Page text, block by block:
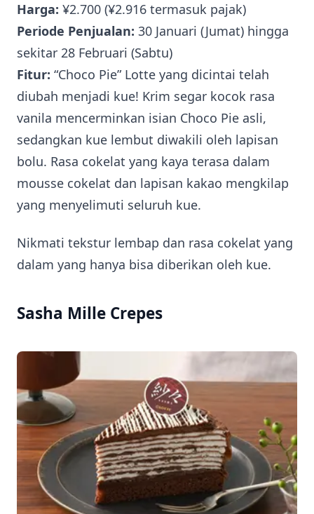
Harga: ¥2.700 (¥2.916 termasuk pajak)
Periode Penjualan: 30 Januari (Jumat) hingga
sekitar 28 Februari (Sabtu)
Fitur: “Choco Pie” Lotte yang dicintai telah
diubah menjadi kue! Krim segar kocok rasa
vanila mencerminkan isian Choco Pie asli,
sedangkan kue lembut diwakili oleh lapisan
bolu. Rasa cokelat yang kaya terasa dalam
mousse cokelat dan lapisan kakao mengkilap
yang menyelimuti seluruh kue.
Nikmati tekstur lembap dan rasa cokelat yang
dalam yang hanya bisa diberikan oleh kue.
Sasha Mille Crepes